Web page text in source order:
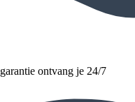
ontvang je 24/7